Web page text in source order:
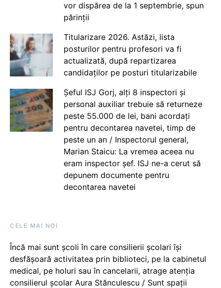
vor dispărea de la 1 septembrie, spun
părinții
Titularizare 2026. Astăzi, lista
posturilor pentru profesori va fi
actualizată, după repartizarea
candidaților pe posturi titularizabile
Șeful ISJ Gorj, alți 8 inspectori și
personal auxiliar trebuie să returneze
peste 55.000 de lei, bani acordați
pentru decontarea navetei, timp de
peste un an / Inspectorul general,
Marian Staicu: La vremea aceea nu
eram inspector șef. ISJ ne-a cerut să
depunem documente pentru
decontarea navetei
CELE MAI NOI
Încă mai sunt școli în care consilierii școlari își
desfășoară activitatea prin biblioteci, pe la cabinetul
medical, pe holuri sau în cancelarii, atrage atenția
consilierul școlar Aura Stănculescu / Sunt spații